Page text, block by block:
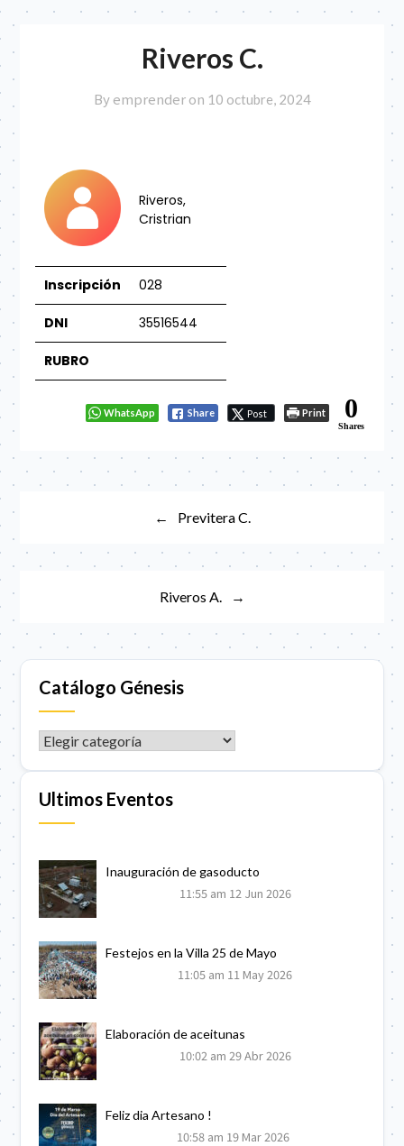
Riveros C.
By emprender on 10 octubre, 2024
Riveros,
Cristrian
Inscripción 028
DNI 35516544
RUBRO
WhatsApp Share Post Print 0
Shares
Navegación
entradas
Previtera C.
Riveros A.
Catálogo Génesis
CATÁLOGO GÉNESIS
Ultimos Eventos
Inauguración de gasoducto
11:55 am 12 Jun 2026
Festejos en la Villa 25 de Mayo
11:05 am 11 May 2026
Elaboración de aceitunas
10:02 am 29 Abr 2026
Feliz dia Artesano !
10:58 am 19 Mar 2026